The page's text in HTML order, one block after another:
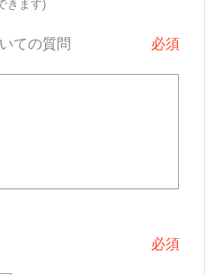
きます)
ての質問